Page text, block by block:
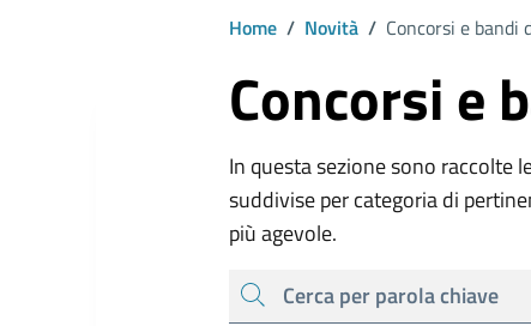
Home / Novità / Concorsi e bandi
Concorsi e
In questa sezione sono raccolte
suddivise per categoria di
più agevole.
cerca